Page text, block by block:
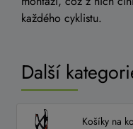
každého cyklistu.
Další
Košíky na